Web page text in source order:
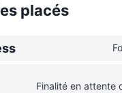
placés
Finalité en attente